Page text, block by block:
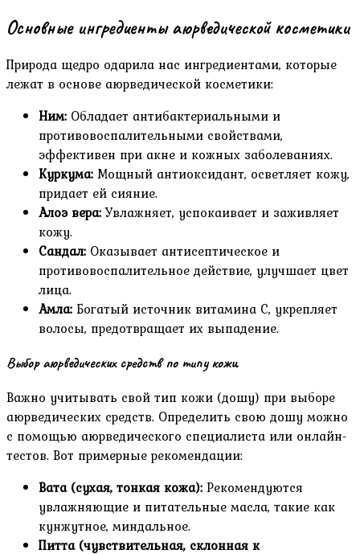
Основные ингредиенты аюрведической косметики
Природа щедро одарила нас ингредиентами, которые
лежат в основе аюрведической косметики:
Ним: Обладает антибактериальными и
противовоспалительными свойствами,
эффективен при акне и кожных заболеваниях.
Куркума: Мощный антиоксидант, осветляет кожу,
придает ей сияние.
Алоэ вера:Увлажняет, успокаивает и заживляет
кожу.
Сандал: Оказывает антисептическое и
противовоспалительное действие, улучшает цвет
лица.
Амла: Богатый источник витамина С, укрепляет
волосы, предотвращает их выпадение.
Выбор аюрведических средств по типу кожи
Важно учитывать свой тип кожи (дошу) при выборе
аюрведических средств. Определить свою дошу можно
с помощью аюрведического специалиста или онлайн-
тестов. Вот примерные рекомендации:
Вата (сухая, тонкая кожа): Рекомендуются
увлажняющие и питательные масла, такие как
кунжутное, миндальное.
Питта (чувствительная, склонная к